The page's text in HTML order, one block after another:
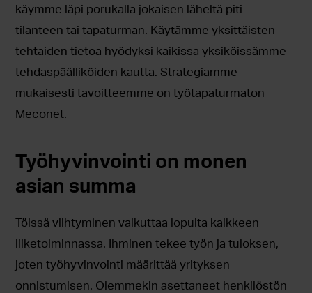
käymme läpi porukalla jokaisen läheltä piti -
tilanteen tai tapaturman. Käytämme yksittäisten
tehtaiden tietoa hyödyksi kaikissa yksiköissämme
tehdaspäälliköiden kautta. Strategiamme
mukaisesti tavoitteemme on työtapaturmaton
Meconet.
Työhyvinvointi on monen
asian summa
Töissä viihtyminen vaikuttaa lopulta kaikkeen
liiketoiminnassa. Ihminen tekee työn ja tuloksen,
joten työhyvinvointi määrittää yrityksen
onnistumisen. Olemmekin asettaneet henkilöstön